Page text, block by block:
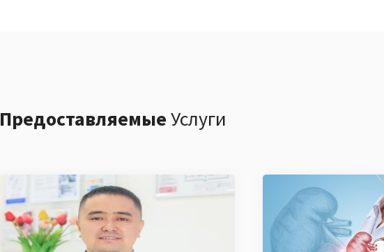
ПредоставляемыеУслуги